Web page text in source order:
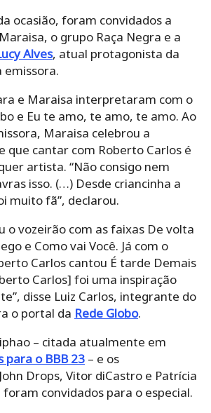
ocasião, foram convidados a
o grupo Raça Negra e a
Alves, atual protagonista da
emissora.
e Maraisa interpretaram com o
e Eu te amo, te amo, te amo. Ao
Maraisa celebrou a
que cantar com Roberto Carlos é
artista. “Não consigo nem
isso. (…) Desde criancinha a
muito fã”, declarou.
o vozeirão com as faixas De volta
e Como vai Você. Já com o
Carlos cantou É tarde Demais
Carlos] foi uma inspiração
disse Luiz Carlos, integrante do
o portal da Rede Globo.
– citada atualmente em
para o BBB 23 – e os
Drops, Vitor diCastro e Patrícia
convidados para o especial.